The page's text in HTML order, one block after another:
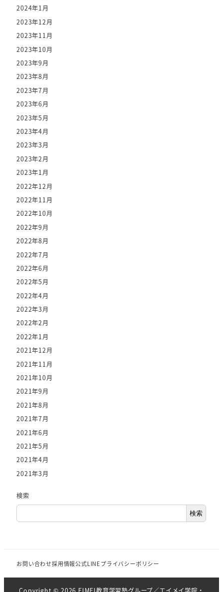
2024年1月
2023年12月
2023年11月
2023年10月
2023年9月
2023年8月
2023年7月
2023年6月
2023年5月
2023年4月
2023年3月
2023年2月
2023年1月
2022年12月
2022年11月
2022年10月
2022年9月
2022年8月
2022年7月
2022年6月
2022年5月
2022年4月
2022年3月
2022年2月
2022年1月
2021年12月
2021年11月
2021年10月
2021年9月
2021年8月
2021年7月
2021年6月
2021年5月
2021年4月
2021年3月
検索
検索
お問い合わせ採用情報公式LINEプライバシーポリシー